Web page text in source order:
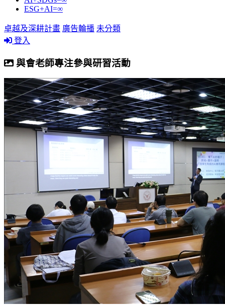
ESG+AI=∞
卓越及深耕計畫 廣告輪播 未分類
登入
與會老師專注參與研習活動